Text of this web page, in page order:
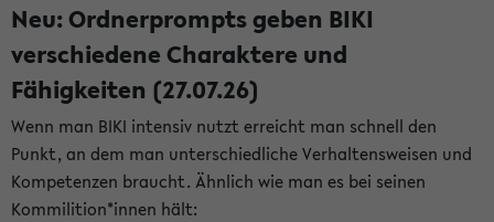
Neu: Ordnerprompts geben BIKI
verschiedene Charaktere und
Fähigkeiten (27.07.26)
Wenn man BIKI intensiv nutzt erreicht man schnell den
Punkt, an dem man unterschiedliche Verhaltensweisen und
Kompetenzen braucht. Ähnlich wie man es bei seinen
Kommilition*innen hält: